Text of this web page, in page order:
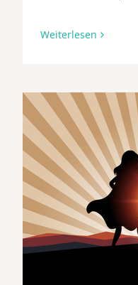
Weiterlesen